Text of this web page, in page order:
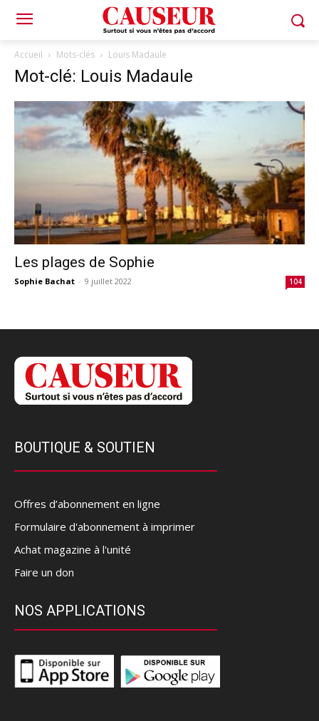
Accueil Mots-clés Louis Madaule
Mot-clé: Louis Madaule
Les plages de Sophie
Sophie Bachat - 9 juillet 2022 104
BOUTIQUE & SOUTIEN
Offres d’abonnement en ligne
Formulaire d'abonnement à imprimer
Achat magazine à l'unité
Faire un don
NOS APPLICATIONS